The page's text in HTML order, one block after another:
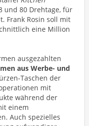
und 80 Drehtage, für
Frank Rosin soll mit
eine Million
ausgezahlten
aus Werbe- und
Taschen der
mit
während der
einem
Auch spezielles